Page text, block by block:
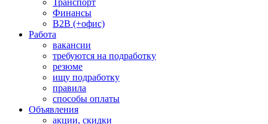
Транспорт
Финансы
B2B (+офис)
Работа
вакансии
требуются на подработку
резюме
ищу подработку
правила
способы оплаты
Объявления
акции, скидки